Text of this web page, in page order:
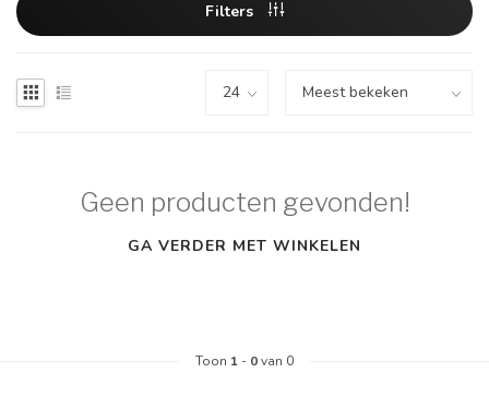
Filters
Geen producten gevonden!
GA VERDER MET WINKELEN
Toon 1 - 0van 0